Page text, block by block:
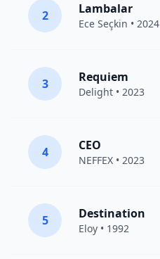
2 Lambalar
Ece Seçkin • 2024
3 Requiem
Delight • 2023
4 CEO
NEFFEX • 2023
5 Destination
Eloy • 1992